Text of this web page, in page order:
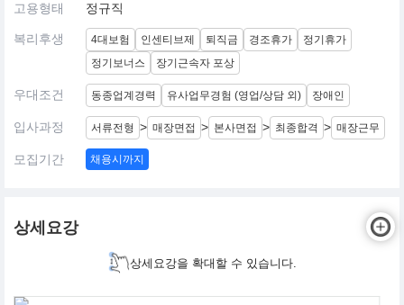
고용형태 정규직
복리후생 4대보험 인센티브제 퇴직금 경조휴가
정기휴가
정기보너스
장기근속자 포상
우대조건 동종업계경력 유사업무경험 (영업/상담 외) 장애인
입사과정 서류전형 > 매장면접 > 본사면접 > 최종합격 > 매장근무
모집기간 채용시까지
상세요강
상세요강을 확대할 수 있습니다.